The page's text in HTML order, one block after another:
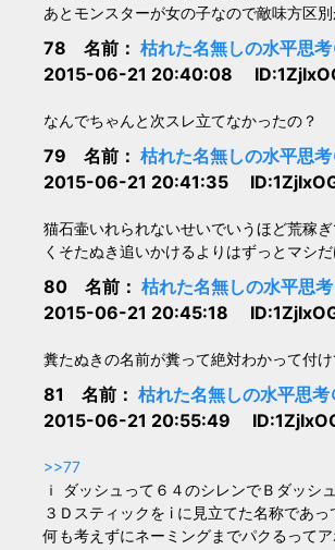
あとモンスターが女の子なので敵味方区
78 名前： 枯れた名無しの水平思
2015-06-21 20:40:08
なんでちゃんと次スレ立てなかったの？
79 名前： 枯れた名無しの水平思
2015-06-21 20:41:35
猫石壷いれられないせいでいうほど荒稼
くそたぬき追いかけるよりはずっとマシ
80 名前： 枯れた名無しの水平思
2015-06-21 20:45:18
糞たぬきの名前が糞って絶対わかって付
81 名前： 枯れた名無しの水平思
2015-06-21 20:55:49
>>77
ｉ ダッシュって６４のシレンでＢダッシ
３Ｄスティックを i に見立てた名称であっ
何も考えずにネーミングまでパクるって